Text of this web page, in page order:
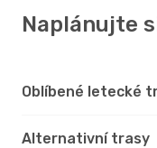
Naplánujte
Oblíbené letecké
Alternativní trasy